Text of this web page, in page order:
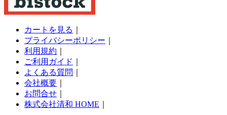
カートを見る
プライバシーポリシー
利用規約
ご利用ガイド
よくある質問
会社概要
お問合せ
株式会社清和 HOME